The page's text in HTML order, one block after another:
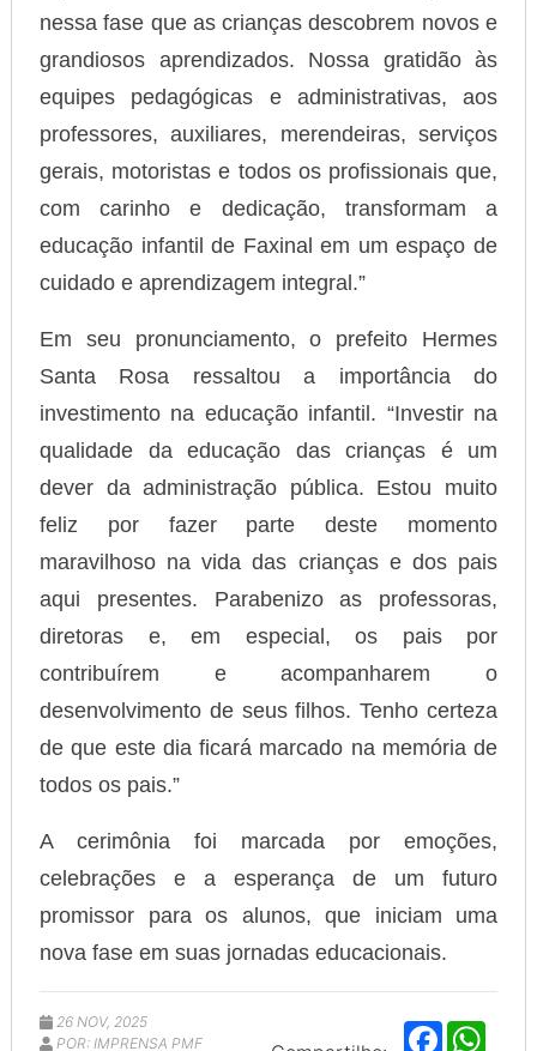
nessa fase que as crianças descobrem novos e
grandiosos aprendizados. Nossa gratidão às
equipes pedagógicas e administrativas, aos
professores, auxiliares, merendeiras, serviços
gerais, motoristas e todos os profissionais que,
com carinho e dedicação, transformam a
educação infantil de Faxinal em um espaço de
cuidado e aprendizagem integral.”
Em seu pronunciamento, o prefeito Hermes
Santa Rosa ressaltou a importância do
investimento na educação infantil. “Investir na
qualidade da educação das crianças é um
dever da administração pública. Estou muito
feliz por fazer parte deste momento
maravilhoso na vida das crianças e dos pais
aqui presentes. Parabenizo as professoras,
diretoras e, em especial, os pais por
contribuírem e acompanharem o
desenvolvimento de seus filhos. Tenho certeza
de que este dia ficará marcado na memória de
todos os pais.”
A cerimônia foi marcada por emoções,
celebrações e a esperança de um futuro
promissor para os alunos, que iniciam uma
nova fase em suas jornadas educacionais.
F
26 NOV, 2025
POR: IMPRENSA PMF